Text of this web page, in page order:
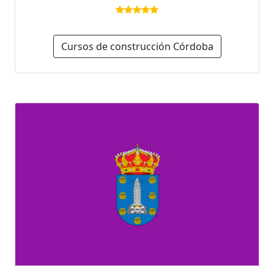
Cursos de construcción Córdoba